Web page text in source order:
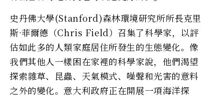
史丹佛大學(Stanford)森林環境研究所所長克里
斯·菲爾德（Chris Field）召集了科學家，以評
估如此多的人類家庭居住所發生的生態變化。像
我們其他人一樣困在家裡的科學家說，他們渴望
探索雜草、昆蟲、天氣模式、噪聲和光害的意料
之外的變化。意大利政府正在開展一項海洋探